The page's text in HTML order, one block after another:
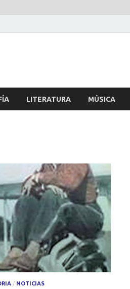
LITERATURA MÚSICA
/ NOTICIAS